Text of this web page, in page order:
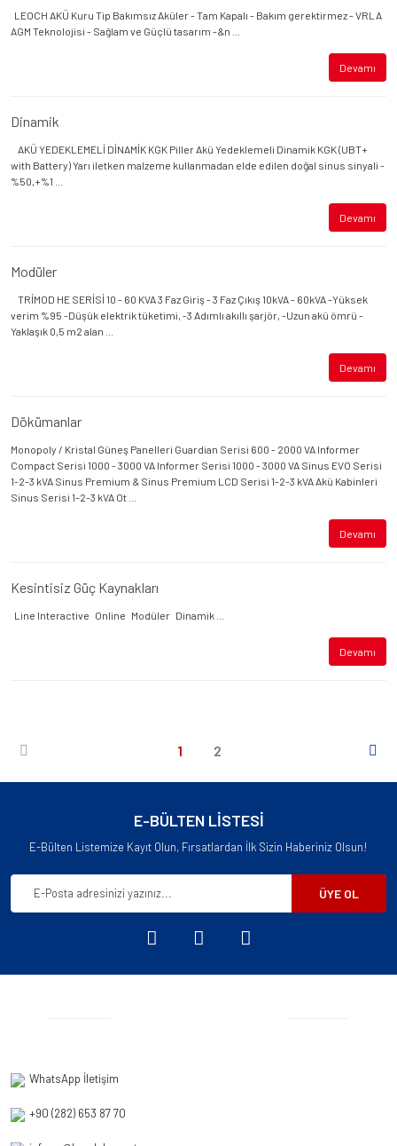
LEOCH AKÜ Kuru Tip Bakımsız Aküler - Tam Kapalı - Bakım gerektirmez - VRLA
AGM Teknolojisi - Sağlam ve Güçlü tasarım -&n ...
Devamı
Dinamik
AKÜ YEDEKLEMELİ DİNAMİK KGK Piller Akü Yedeklemeli Dinamik KGK (UBT+
with Battery) Yarı iletken malzeme kullanmadan elde edilen doğal sinus sinyali -
%50,+%1 ...
Devamı
Modüler
TRİMOD HE SERİSİ 10 - 60 KVA 3 Faz Giriş - 3 Faz Çıkış 10kVA - 60kVA -Yüksek
verim %95 -Düşük elektrik tüketimi, -3 Adımlı akıllı şarjör, -Uzun akü ömrü -
Yaklaşık 0,5 m2 alan ...
Devamı
Dökümanlar
Monopoly / Kristal Güneş Panelleri Guardian Serisi 600 - 2000 VA Informer
Compact Serisi 1000 - 3000 VA Informer Serisi 1000 - 3000 VA Sinus EVO Serisi
1-2-3 kVA Sinus Premium & Sinus Premium LCD Serisi 1-2-3 kVA Akü Kabinleri
Sinus Serisi 1-2-3 kVA Ot ...
Devamı
Kesintisiz Güç Kaynakları
Line Interactive Online Modüler Dinamik ...
Devamı
1 2
E-BÜLTEN LİSTESİ
E-Bülten Listemize Kayıt Olun, Fırsatlardan İlk Sizin Haberiniz Olsun!
ÜYE OL
WhatsApp İletişim
+90 (282) 653 87 70